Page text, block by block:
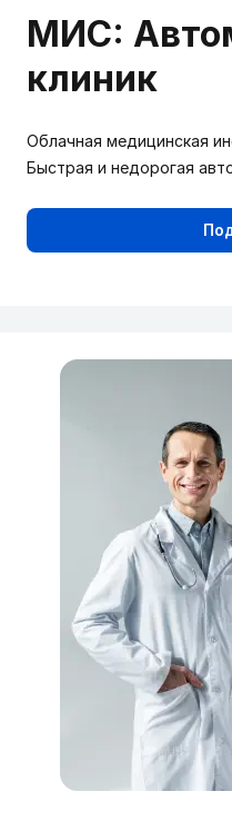
МИС:
клиник
Облачная медицинская
Быстрая и недорогая